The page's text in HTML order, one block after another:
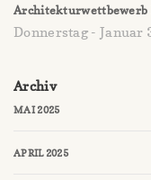
Architekturwettbewerb
Donnerstag - Januar
Archiv
MAI 2025
APRIL 2025